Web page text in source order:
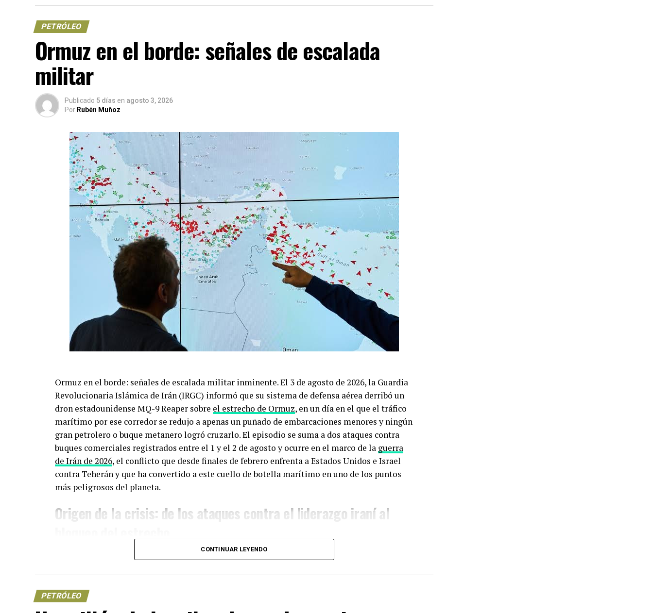
PETRÓLEO
Ormuz en el borde: señales de escalada
militar
Publicado 5 días en agosto 3, 2026
Por Rubén Muñoz
Ormuz en el borde: señales de escalada militar inminente. El 3 de agosto de 2026, la Guardia
Revolucionaria Islámica de Irán (IRGC) informó que su sistema de defensa aérea derribó un
dron estadounidense MQ-9 Reaper sobre el estrecho de Ormuz, en un día en el que el tráfico
marítimo por ese corredor se redujo a apenas un puñado de embarcaciones menores y ningún
gran petrolero o buque metanero logró cruzarlo. El episodio se suma a dos ataques contra
buques comerciales registrados entre el 1 y el 2 de agosto y ocurre en el marco de la guerra
de Irán de 2026, el conflicto que desde finales de febrero enfrenta a Estados Unidos e Israel
contra Teherán y que ha convertido a este cuello de botella marítimo en uno de los puntos
más peligrosos del planeta.
Origen de la crisis: de los ataques contra el liderazgo iraní al
La actual fase de tensión arrancó el 28 de febrero de 2026, cuando fuerzas estadounidenses e
acción derivó en la muerte del entonces líder supremo,
iraníes. Teherán respondió en cuestión de horas con oleadas de misiles y drones contra
CONTINUAR LEYENDO
PETRÓLEO